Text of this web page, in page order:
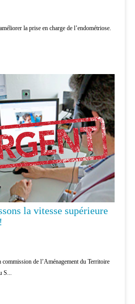
la prise en charge de l’endométriose.
la vitesse supérieure
de l’Aménagement du Territoire
S...